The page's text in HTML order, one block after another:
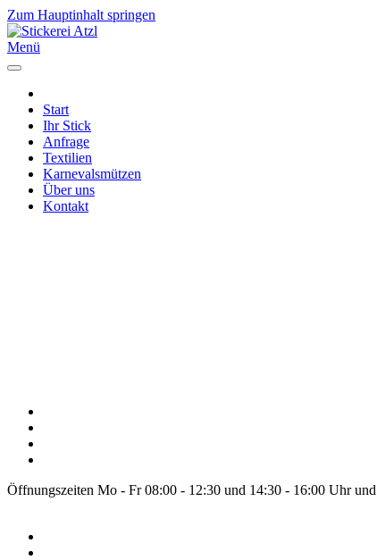
Zum Hauptinhalt springen
Menü
Start
Ihr Stick
Anfrage
Textilien
Karnevalsmützen
Über uns
Kontakt
Öffnungszeiten Mo - Fr 08:00 - 12:30 und 14:30 - 16:00 Uhr